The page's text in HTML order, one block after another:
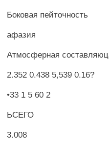
Боковая пейточность
афазия
Атмосферная
2.352 0.438 5,539 0.16?
•33 1 5 60 2
ЬСЕГО
3.008